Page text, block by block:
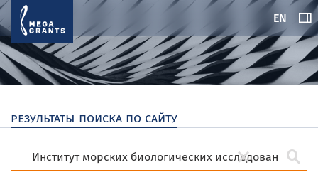
EN
результаты поиска по сайту